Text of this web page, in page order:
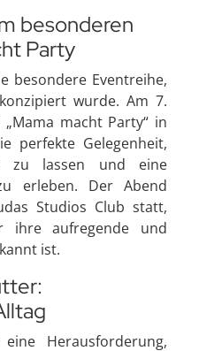
besonderen
Party
besondere Eventreihe,
wurde. Am 7.
macht Party“ in
perfekte Gelegenheit,
zu lassen und eine
erleben. Der Abend
Studios Club statt,
ihre aufregende und
ist.
Herausforderung,